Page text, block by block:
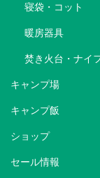
寝袋・コット
暖房器具
焚き火台・ナイ
キャンプ場
キャンプ飯
ショップ
セール情報